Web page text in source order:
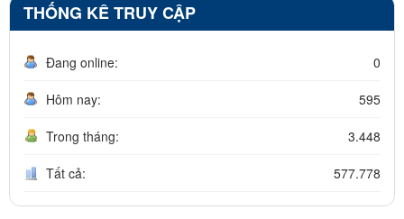
THỐNG KÊ TRUY CẬP
Đang online: 0
Hôm nay: 595
Trong tháng: 3.448
Tất cả: 577.778